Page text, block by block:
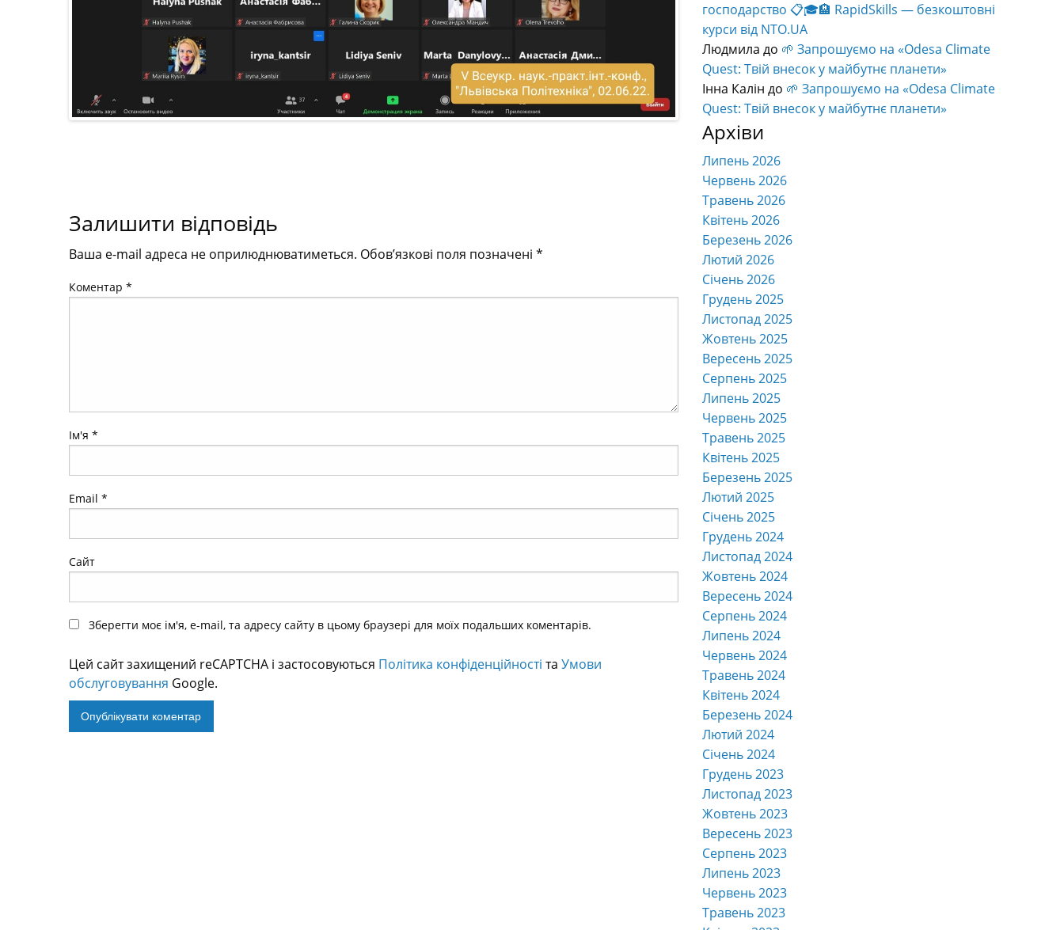
Залишити відповідь
Ваша e-mail адреса не оприлюднюватиметься. Обов’язкові поля позначені *
Коментар *
Ім'я *
Email *
Сайт
Зберегти моє ім'я, e-mail, та адресу сайту в цьому браузері для моїх подальших коментарів.
Цей сайт захищений reCAPTCHA і застосовуються Політика конфіденційності та Умови
обслуговування Google.
господарство 📋🎓🏨 RapidSkills — безкоштовні
курси від NTO.UA
Людмила до 🌱 Запрошуємо на «Odesa Climate
Quest: Твій внесок у майбутнє планети»
Інна Калін до 🌱 Запрошуємо на «Odesa Climate
Quest: Твій внесок у майбутнє планети»
Архіви
Липень 2026
Червень 2026
Травень 2026
Квітень 2026
Березень 2026
Лютий 2026
Січень 2026
Грудень 2025
Листопад 2025
Жовтень 2025
Вересень 2025
Серпень 2025
Липень 2025
Червень 2025
Травень 2025
Квітень 2025
Березень 2025
Лютий 2025
Січень 2025
Грудень 2024
Листопад 2024
Жовтень 2024
Вересень 2024
Серпень 2024
Липень 2024
Червень 2024
Травень 2024
Квітень 2024
Березень 2024
Лютий 2024
Січень 2024
Грудень 2023
Листопад 2023
Жовтень 2023
Вересень 2023
Серпень 2023
Липень 2023
Червень 2023
Травень 2023